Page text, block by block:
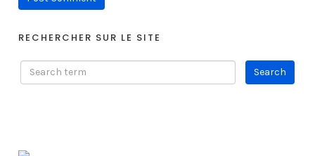
RECHERCHER SUR LE SITE